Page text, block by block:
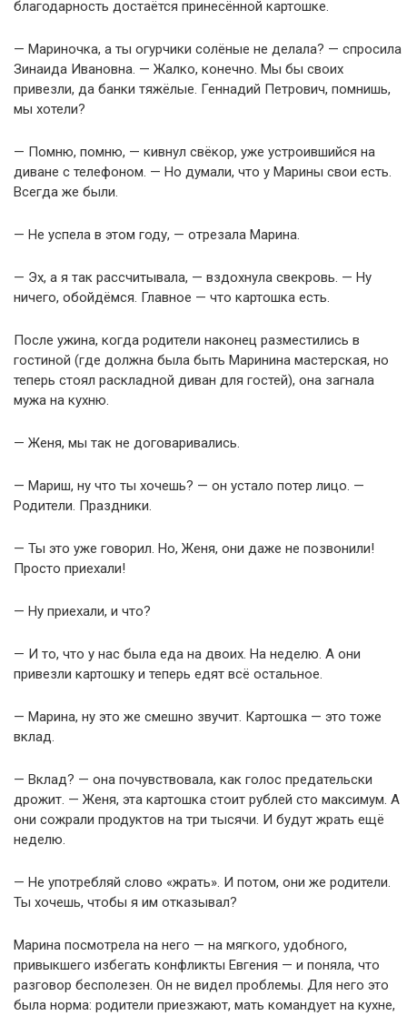
благодарность достаётся принесённой картошке.
— Мариночка, а ты огурчики солёные не делала? — спросила
Зинаида Ивановна. — Жалко, конечно. Мы бы своих
привезли, да банки тяжёлые. Геннадий Петрович, помнишь,
мы хотели?
— Помню, помню, — кивнул свёкор, уже устроившийся на
диване с телефоном. — Но думали, что у Марины свои есть.
Всегда же были.
— Не успела в этом году, — отрезала Марина.
— Эх, а я так рассчитывала, — вздохнула свекровь. — Ну
ничего, обойдёмся. Главное — что картошка есть.
После ужина, когда родители наконец разместились в
гостиной (где должна была быть Маринина мастерская, но
теперь стоял раскладной диван для гостей), она загнала
мужа на кухню.
— Женя, мы так не договаривались.
— Мариш, ну что ты хочешь? — он устало потер лицо. —
Родители. Праздники.
— Ты это уже говорил. Но, Женя, они даже не позвонили!
Просто приехали!
— Ну приехали, и что?
— И то, что у нас была еда на двоих. На неделю. А они
привезли картошку и теперь едят всё остальное.
— Марина, ну это же смешно звучит. Картошка — это тоже
вклад.
— Вклад? — она почувствовала, как голос предательски
дрожит. — Женя, эта картошка стоит рублей сто максимум. А
они сожрали продуктов на три тысячи. И будут жрать ещё
неделю.
— Не употребляй слово «жрать». И потом, они же родители.
Ты хочешь, чтобы я им отказывал?
Марина посмотрела на него — на мягкого, удобного,
привыкшего избегать конфликты Евгения — и поняла, что
разговор бесполезен. Он не видел проблемы. Для него это
была норма: родители приезжают, мать командует на кухне,